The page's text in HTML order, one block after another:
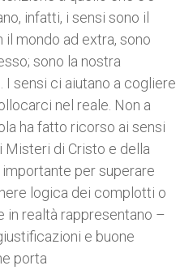
infatti, i sensi sono il
mondo ad extra, sono
sono la nostra
sensi ci aiutano a cogliere
nel reale. Non a
ha fatto ricorso ai sensi
Misteri di Cristo e della
per superare
logica dei complotti o
realtà rappresentano –
e buone
porta